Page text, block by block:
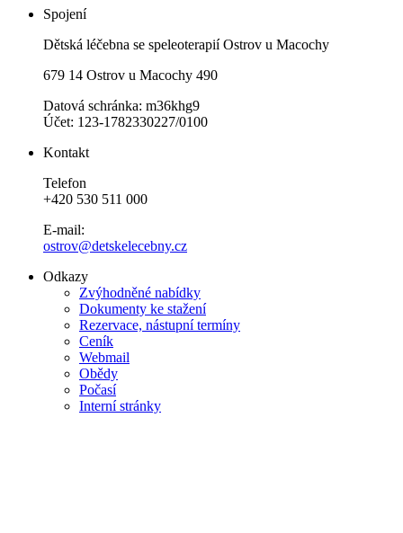
Spojení
Dětská léčebna se speleoterapií Ostrov u Macochy
679 14 Ostrov u Macochy 490
Datová schránka: m36khg9
Účet: 123-1782330227/0100
Kontakt
Telefon
+420 530 511 000
E-mail:
ostrov@detskelecebny.cz
Odkazy
Zvýhodněné nabídky
Dokumenty ke stažení
Rezervace, nástupní termíny
Ceník
Webmail
Obědy
Počasí
Interní stránky